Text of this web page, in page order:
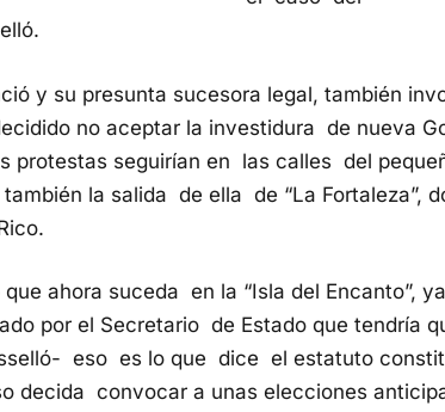
y su presunta sucesora legal, también
no aceptar la investidura de nueva
protestas seguirían en las calles del
la salida de ella de “La Fortaleza”,
ahora suceda en la “Isla del Encanto”,
por el Secretario de Estado que tendría
eso es lo que dice el estatuto
decida convocar a unas elecciones